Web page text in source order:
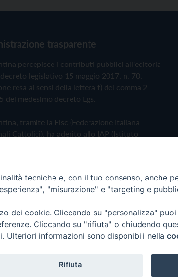
trasparente
percepisce i contributi pubblici all'editoria
legislativo 15 maggio 2017, n. 70.
resa ai sensi della lettera f) del comma 2
del medesimo decreto Lgs.
tramite la Fisc (Federazione Italiana
Cattolici), ha aderito allo IAP (Istituto
Policy Cookie Policy
tecniche e, con il tuo consenso, anche
"misurazione" e "targeting e
dei cookie. Cliccando su "personalizza"
Cliccando su "rifiuta" o chiudendo
Ulteriori informazioni sono disponibili nella
Rifiuta